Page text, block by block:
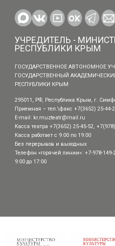
УЧРЕДИТЕЛЬ -
РЕСПУБЛИКИ КРЫМ
ГОСУДАРСТВЕННОЕ АВТОНОМНОЕ
ГОСУДАРСТВЕННЫЙ
РЕСПУБЛИКИ КРЫМ
295011, РФ, Республика Крым, г.
Приемная – тел.\факс +7(3652) 25-44-
E-mail: kr.muzteatr@mail.ru
Касса театра +7(3652) 25-45-52,
Касса работает с 9:00 по 19:00
Без перерывов и выходных
Телефон «горячей линии»: +7-978-
9:00 до 17:00